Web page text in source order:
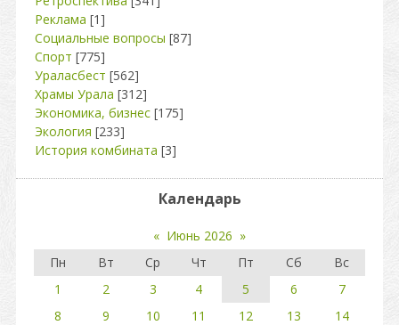
Реклама [1]
Социальные вопросы [87]
Спорт [775]
Ураласбест [562]
Храмы Урала [312]
Экономика, бизнес [175]
Экология [233]
История комбината [3]
Календарь
« Июнь 2026 »
Пн
Вт Ср Чт Пт Сб
Вс
1
2 3 4 5 6
7
8
9 10 11 12 13
14